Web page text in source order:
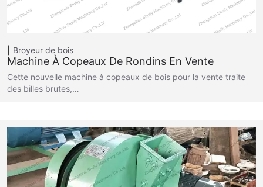
Broyeur de bois
Machine À Copeaux De Rondins En Vente
Cette nouvelle machine à copeaux de bois pour la vente traite
des billes brutes,…